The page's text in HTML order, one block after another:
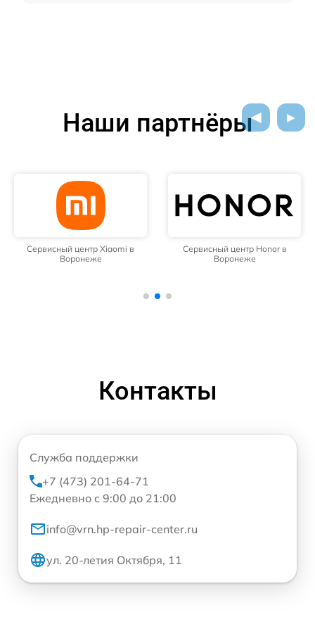
Наши партнёры
Сервисный центр Xiaomi в
Воронеже
Сервисный центр Honor в
Воронеже
Контакты
Служба поддержки
+7 (473) 201-64-71
Ежедневно с 9:00 до 21:00
info@vrn.hp-repair-center.ru
ул. 20-летия Октября, 11